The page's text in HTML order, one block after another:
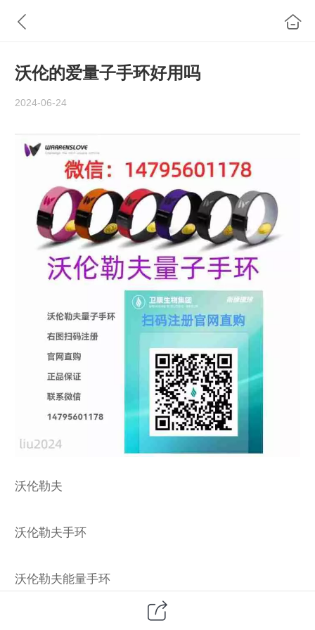
沃伦的爱量子手环好用吗
2024-06-24
沃伦勒夫
沃伦勒夫手环
沃伦勒夫能量手环